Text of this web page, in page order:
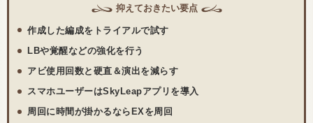
抑えておきたい要点
作成した編成をトライアルで試す
LBや覚醒などの強化を行う
アビ使用回数と硬直＆演出を減らす
スマホユーザーはSkyLeapアプリを導入
周回に時間が掛かるならEXを周回